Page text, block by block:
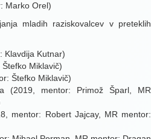
Marko Orel)
mladih raziskovalcev v preteklih
Klavdija Kutnar)
Miklavič)
Štefko Miklavič)
(2019, mentor: Primož Šparl, MR
mentor: Robert Jajcay, MR mentor: